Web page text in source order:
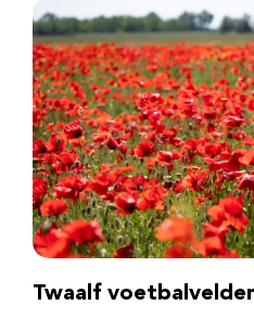
Twaalf